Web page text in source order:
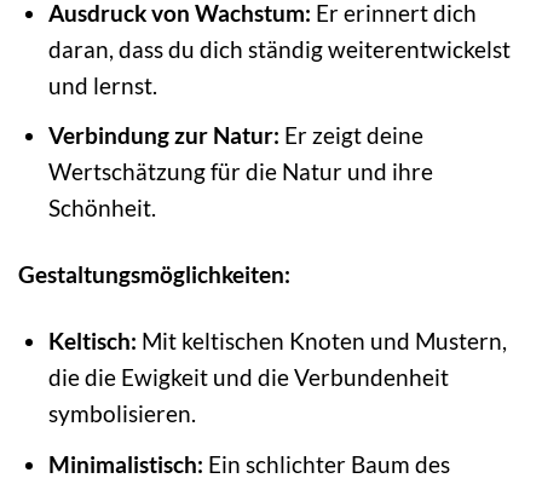
Ausdruck von Wachstum: Er erinnert dich
daran, dass du dich ständig weiterentwickelst
und lernst.
Verbindung zur Natur: Er zeigt deine
Wertschätzung für die Natur und ihre
Schönheit.
Gestaltungsmöglichkeiten:
Keltisch: Mit keltischen Knoten und Mustern,
die die Ewigkeit und die Verbundenheit
symbolisieren.
Minimalistisch: Ein schlichter Baum des